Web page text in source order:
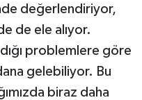
değerlendiriyor,
de ele alıyor.
problemlere göre
gelebiliyor. Bu
biraz daha